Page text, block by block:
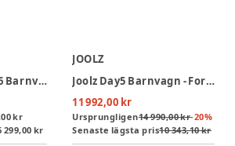
Bugaboo Donkey 6 Barnvagn - Heritage Black/Black
kr
299,00 kr
JOOLZ
Joolz Day5 Barnvagn - Forest Green
11 992,00 kr
Ursprungligen14 990,00 kr-20%
Senaste lägsta pris10 343,10 kr